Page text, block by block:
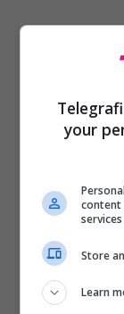
your
content
Store
Learn